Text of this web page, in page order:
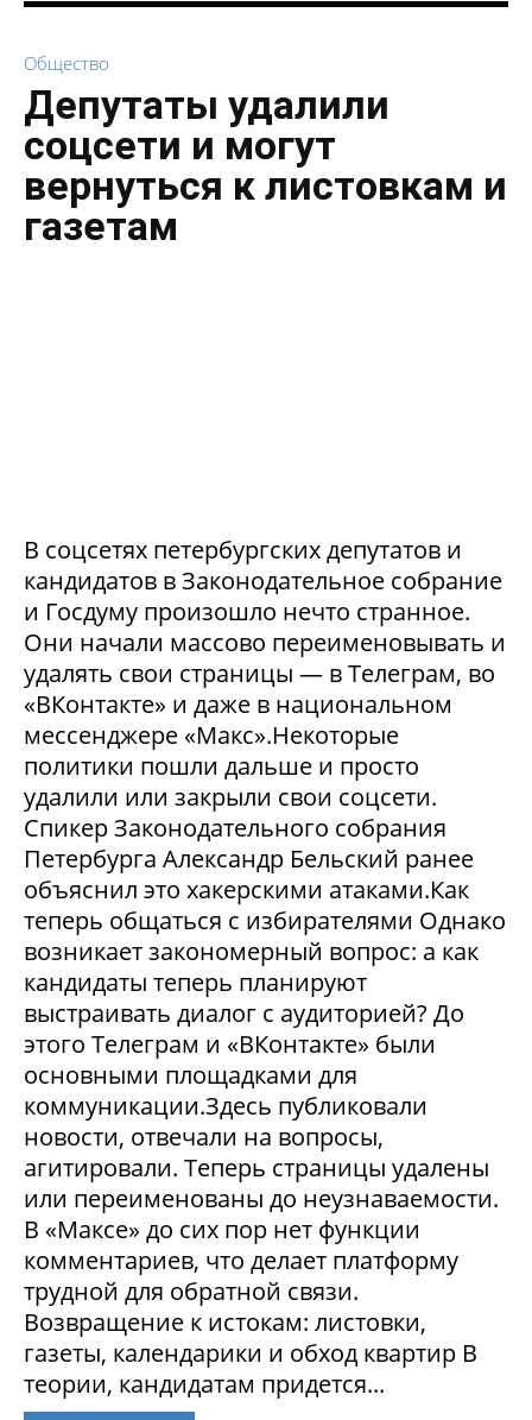
Общество
Депутаты удалили
соцсети и могут
вернуться к листовкам и
газетам
В соцсетях петербургских депутатов и
кандидатов в Законодательное собрание
и Госдуму произошло нечто странное.
Они начали массово переименовывать и
удалять свои страницы — в Телеграм, во
«ВКонтакте» и даже в национальном
мессенджере «Макс».Некоторые
политики пошли дальше и просто
удалили или закрыли свои соцсети.
Спикер Законодательного собрания
Петербурга Александр Бельский ранее
объяснил это хакерскими атаками.Как
теперь общаться с избирателями Однако
возникает закономерный вопрос: а как
кандидаты теперь планируют
выстраивать диалог с аудиторией? До
этого Телеграм и «ВКонтакте» были
основными площадками для
коммуникации.Здесь публиковали
новости, отвечали на вопросы,
агитировали. Теперь страницы удалены
или переименованы до неузнаваемости.
В «Максе» до сих пор нет функции
комментариев, что делает платформу
трудной для обратной связи.
Возвращение к истокам: листовки,
газеты, календарики и обход квартир В
теории, кандидатам придется...